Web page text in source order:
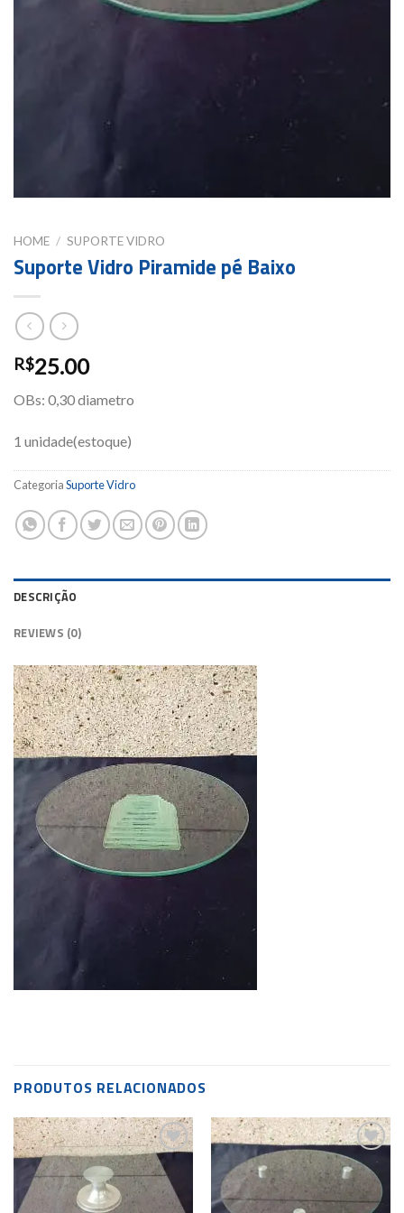
HOME / SUPORTE VIDRO
Suporte Vidro Piramide pé Baixo
R$25.00
OBs: 0,30 diametro
1 unidade(estoque)
CategoriaSuporte Vidro
DESCRIÇÃO
REVIEWS (0)
PRODUTOS RELACIONADOS
Add to
wishlist
Add to
wishlist